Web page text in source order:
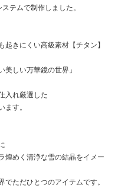
テムで制作しました。
起きにくい高級素材【チタン】
しい万華鏡の世界」
入れ厳選した
ます。
煌めく清浄な雪の結晶をイメー
ただひとつのアイテムです。